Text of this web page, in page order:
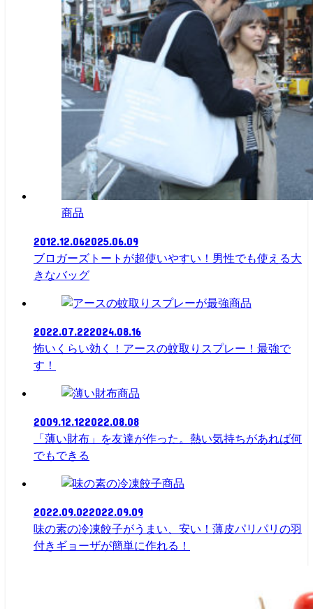
商品
2012.12.062025.06.09
ブロガーズトートが超使いやすい！男性でも使える大
きなバッグ
商品
2022.07.222024.08.16
怖いくらい効く！アースの蚊取りスプレー！最強で
す！
商品
2009.12.122022.08.08
「薄い財布」を友達が作った。熱い気持ちがあれば何
でもできる
商品
2022.09.022022.09.09
味の素の冷凍餃子がうまい、安い！薄皮パリパリの羽
付きギョーザが簡単に作れる！